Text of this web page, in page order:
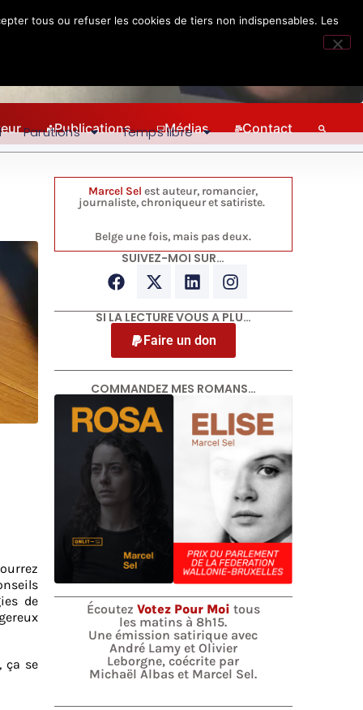
Publications Médias Contact
Parutions Temps libre
de
ça se
Marcel Sel est auteur, romancier,
journaliste, chroniqueur et satiriste.
Belge une fois, mais pas deux.
SUIVEZ-MOI SUR…
SI LA LECTURE VOUS A PLU…
Faire un don
COMMANDEZ MES ROMANS…
Écoutez Votez Pour Moi tous
les matins à 8h15.
Une émission satirique avec
André Lamy et Olivier
Leborgne, coécrite par
Michaël Albas et Marcel Sel.
tous ou refuser les cookies de tiers non indispensables. Les